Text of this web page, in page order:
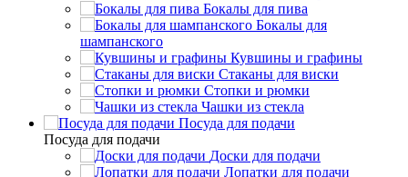
Бокалы для пива
Бокалы для
шампанского
Кувшины и графины
Стаканы для виски
Стопки и рюмки
Чашки из стекла
Посуда для подачи
Посуда для подачи
Доски для подачи
Лопатки для подачи